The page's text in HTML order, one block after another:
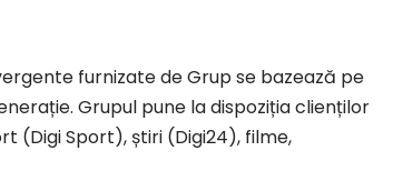
furnizate de Grup se bazează pe
Grupul pune la dispoziția clienților
(Digi Sport), știri (Digi24), filme,